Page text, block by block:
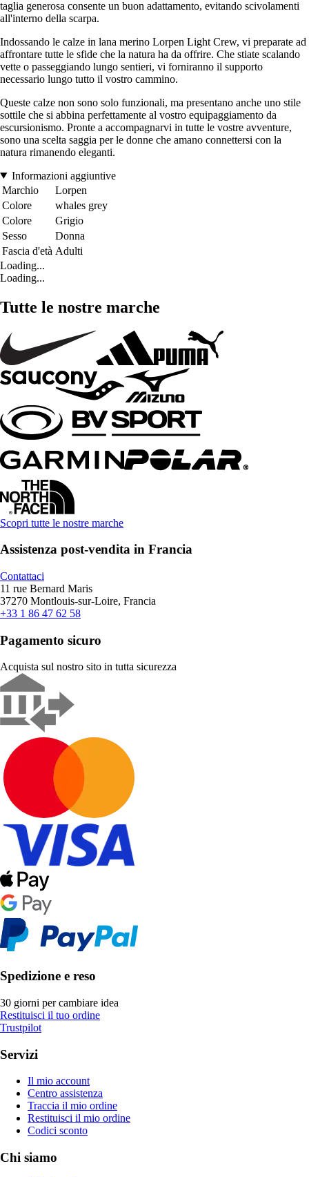
taglia generosa consente un buon adattamento, evitando scivolamenti
all'interno della scarpa.
Indossando le calze in lana merino Lorpen Light Crew, vi preparate ad
affrontare tutte le sfide che la natura ha da offrire. Che stiate scalando
vette o passeggiando lungo sentieri, vi forniranno il supporto
necessario lungo tutto il vostro cammino.
Queste calze non sono solo funzionali, ma presentano anche uno stile
sottile che si abbina perfettamente al vostro equipaggiamento da
escursionismo. Pronte a accompagnarvi in tutte le vostre avventure,
sono una scelta saggia per le donne che amano connettersi con la
natura rimanendo eleganti.
Informazioni aggiuntive
Marchio
Lorpen
Colore
whales grey
Colore
Grigio
Sesso
Donna
Fascia d'età Adulti
Loading...
Loading...
Tutte le nostre marche
Scopri tutte le nostre marche
Assistenza post-vendita in Francia
Contattaci
11 rue Bernard Maris
37270 Montlouis-sur-Loire, Francia
+33 1 86 47 62 58
Pagamento sicuro
Acquista sul nostro sito in tutta sicurezza
Spedizione e reso
30 giorni per cambiare idea
Restituisci il tuo ordine
Trustpilot
Servizi
Il mio account
Centro assistenza
Traccia il mio ordine
Restituisci il mio ordine
Codici sconto
Chi siamo